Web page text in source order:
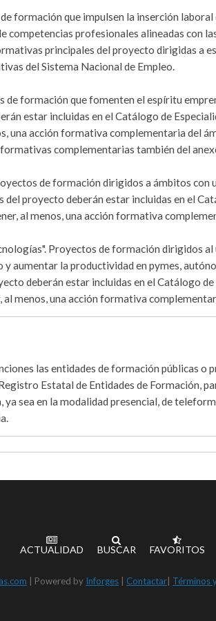
formación que impulsen la inserción
competencias profesionales alineadas con
principales del proyecto dirigidas a
del Sistema Nacional de Empleo.
de formación que fomenten el espíritu
estar incluidas en el Catálogo de
una acción formativa complementaria del
complementarias también del
de formación dirigidos a ámbitos con
proyecto deberán estar incluidas en el
al menos, una acción formativa
Proyectos de formación dirigidos
aumentar la productividad en pymes,
deberán estar incluidas en el Catálogo
menos, una acción formativa
las entidades de formación públicas o
Estatal de Entidades de Formación,
sea en la modalidad presencial, de
ACTUALIDAD BUSCAR FAVORITOS
Powered by Inforges Contactar Términos